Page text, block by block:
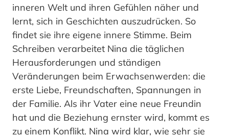
inneren Welt und ihren Gefühlen näher und
lernt, sich in Geschichten auszudrücken. So
findet sie ihre eigene innere Stimme. Beim
Schreiben verarbeitet Nina die täglichen
Herausforderungen und ständigen
Veränderungen beim Erwachsenwerden: die
erste Liebe, Freundschaften, Spannungen in
der Familie. Als ihr Vater eine neue Freundin
hat und die Beziehung ernster wird, kommt es
zu einem Konflikt. Nina wird klar, wie sehr sie